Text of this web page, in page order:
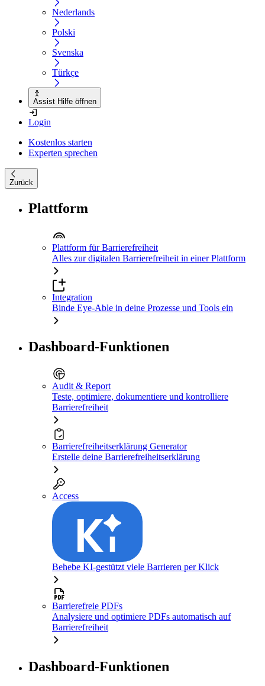
Nederlands
Polski
Svenska
Türkçe
Assist Hilfe öffnen
Login
Kostenlos starten
Experten sprechen
Zurück
Plattform
Plattform für Barrierefreiheit
Alles zur digitalen Barrierefreiheit in einer Plattform
Integration
Binde Eye-Able in deine Prozesse und Tools ein
Dashboard-Funktionen
Audit & Report
Teste, optimiere, dokumentiere und kontrolliere
Barrierefreiheit
Barrierefreiheitserklärung Generator
Erstelle deine Barrierefreiheitserklärung
Access
Behebe KI-gestützt viele Barrieren per Klick
Barrierefreie PDFs
Analysiere und optimiere PDFs automatisch auf
Barrierefreiheit
Dashboard-Funktionen